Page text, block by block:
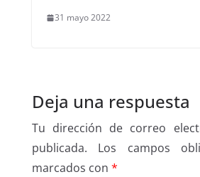
31 mayo 2022
Deja una respuesta
Tu dirección de correo
publicada.
Los campos
marcados con *